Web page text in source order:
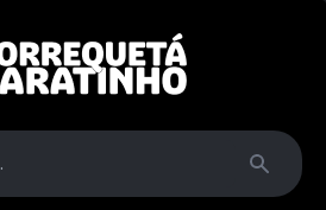
Search